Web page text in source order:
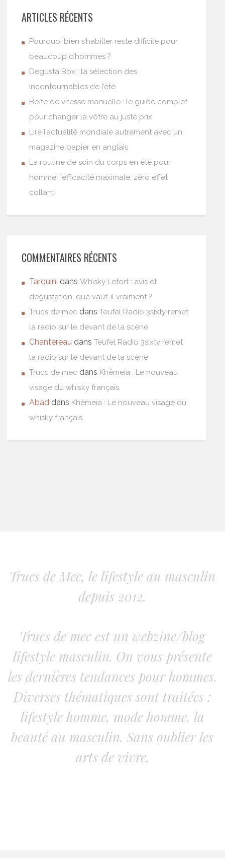
ARTICLES RÉCENTS
Pourquoi bien s’habiller reste difficile pour
beaucoup d’hommes ?
Degusta Box : la sélection des
incontournables de l’été
Boîte de vitesse manuelle : le guide complet
pour changer la vôtre au juste prix
Lire l’actualité mondiale autrement avec un
magazine papier en anglais
La routine de soin du corps en été pour
homme : efficacité maximale, zéro effet
collant
COMMENTAIRES RÉCENTS
Tarquini dansWhisky Lefort : avis et
dégustation, que vaut-il vraiment ?
Trucs de mec dansTeufel Radio 3sixty remet
la radio sur le devant de la scène
Chantereau dansTeufel Radio 3sixty remet
la radio sur le devant de la scène
Trucs de mec dans Khêmeia : Le nouveau
visage du whisky français.
Abad dans Khêmeia : Le nouveau visage du
whisky français.
Trucs de Mec, le lifestyle au masculin
depuis 2012.
Trucs de mec est un webzine/blog
lifestyle masculin. On vous présente
les dernières tendances pour hommes.
Diverses thématiques sont traitées :
lifestyle homme, mode homme, la
beauté au masculin. Sans oublier les
arts de vivre.